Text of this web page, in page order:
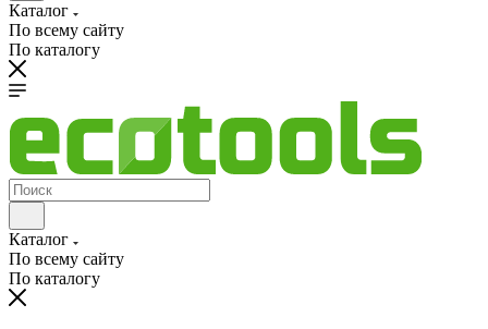
Каталог
По всему сайту
По каталогу
Каталог
По всему сайту
По каталогу